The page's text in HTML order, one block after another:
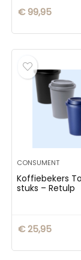
€99,95
CONSUMENT
Koffiebekers
stuks – Retulp
€25,95